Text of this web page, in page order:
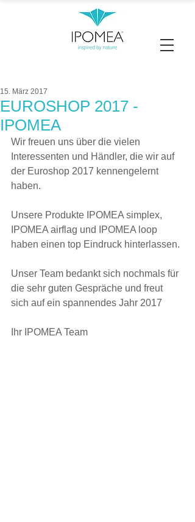
EUROSHOP 2017 -
IPOMEA
15. März 2017
Wir freuen uns über die vielen
Interessenten und Händler, die wir auf
der Euroshop 2017 kennengelernt
haben.
Unsere Produkte IPOMEA simplex,
IPOMEA airflag und IPOMEA loop
haben einen top Eindruck hinterlassen.
Unser Team bedankt sich nochmals für
die sehr guten Gespräche und freut
sich auf ein spannendes Jahr 2017
Ihr IPOMEA Team